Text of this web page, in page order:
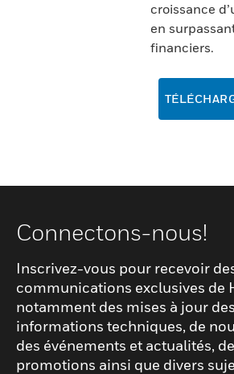
croissance
en
financiers.
Connectons-nous!
Inscrivez-vous pour recevoir
communications exclusives de
notamment des mises à jour
informations techniques, de
des événements et actualités,
promotions ainsi que divers